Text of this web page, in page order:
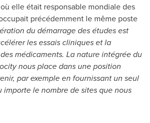
elle était responsable mondiale des
précédemment le même poste
du démarrage des études est
les essais cliniques et la
médicaments. La nature intégrée du
nous place dans une position
par exemple en fournissant un seul
importe le nombre de sites que nous